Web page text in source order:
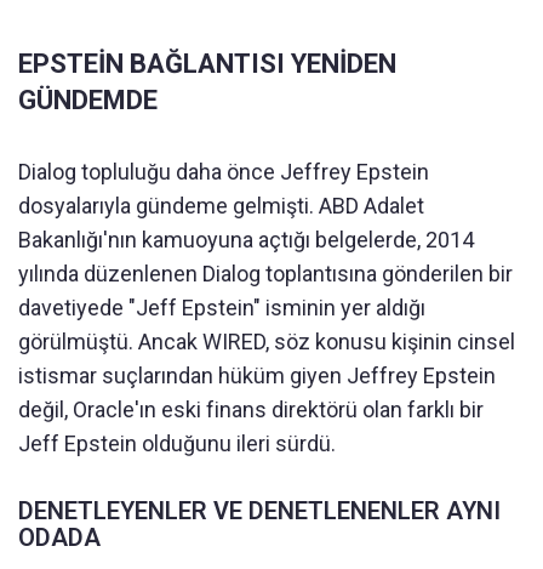
EPSTEİN BAĞLANTISI YENİDEN
GÜNDEMDE
Dialog topluluğu daha önce Jeffrey Epstein
dosyalarıyla gündeme gelmişti. ABD Adalet
Bakanlığı'nın kamuoyuna açtığı belgelerde, 2014
yılında düzenlenen Dialog toplantısına gönderilen bir
davetiyede "Jeff Epstein" isminin yer aldığı
görülmüştü. Ancak WIRED, söz konusu kişinin cinsel
istismar suçlarından hüküm giyen Jeffrey Epstein
değil, Oracle'ın eski finans direktörü olan farklı bir
Jeff Epstein olduğunu ileri sürdü.
DENETLEYENLER VE DENETLENENLER AYNI
ODADA